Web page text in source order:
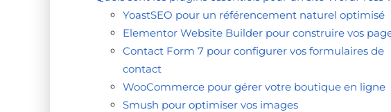
YoastSEO pour un référencement naturel optimisé
Elementor Website Builder pour construire vos
Contact Form 7 pour configurer vos formulaires de
contact
WooCommerce pour gérer votre boutique en ligne
Smush pour optimiser vos images